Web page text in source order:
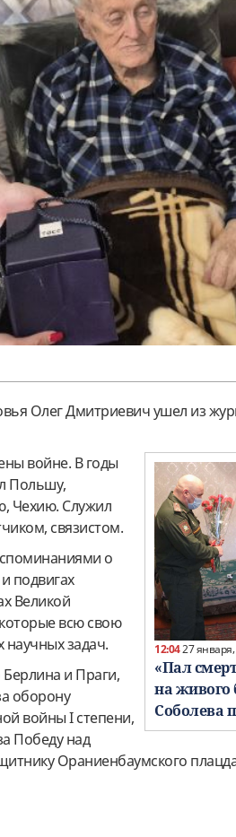
Олег Дмитриевич ушел из
12:0427 января,
«Пал
на живого
Соболева
войне. В годы
Польшу,
Чехию. Служил
связистом.
о
подвигах
Великой
всю свою
задач.
и Праги,
оборону
войны I степени,
Победу над
Ораниенбаумского